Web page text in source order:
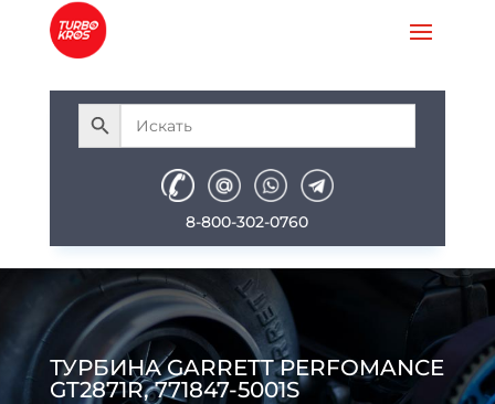
8-800-302-0760
ТУРБИНА GARRETT PERFOMANCE
GT2871R, 771847-5001S